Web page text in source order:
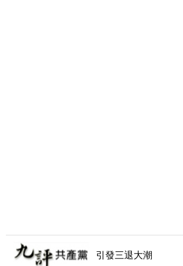
引發三退大潮